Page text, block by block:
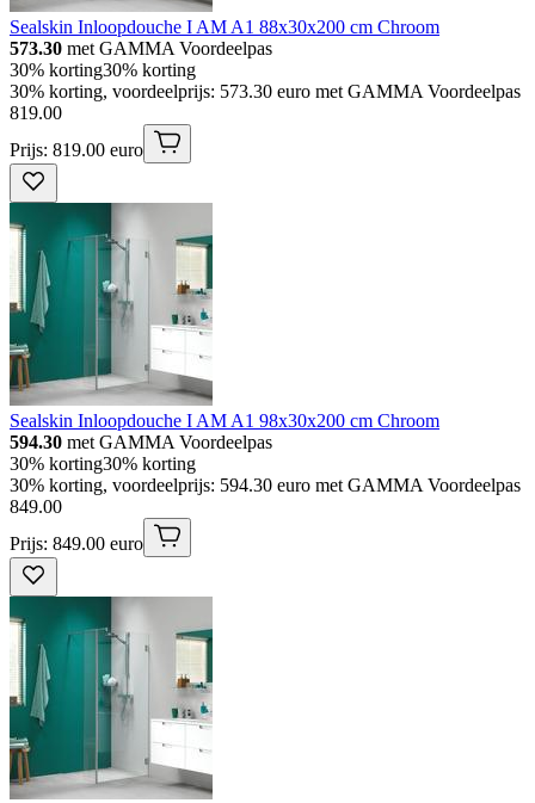
Sealskin Inloopdouche I AM A1 88x30x200 cm Chroom
573.30 met GAMMA Voordeelpas
30% korting30% korting
30% korting, voordeelprijs: 573.30 euro met GAMMA Voordeelpas
819.00
Prijs: 819.00 euro
Sealskin Inloopdouche I AM A1 98x30x200 cm Chroom
594.30 met GAMMA Voordeelpas
30% korting30% korting
30% korting, voordeelprijs: 594.30 euro met GAMMA Voordeelpas
849.00
Prijs: 849.00 euro